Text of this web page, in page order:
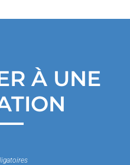
À UNE